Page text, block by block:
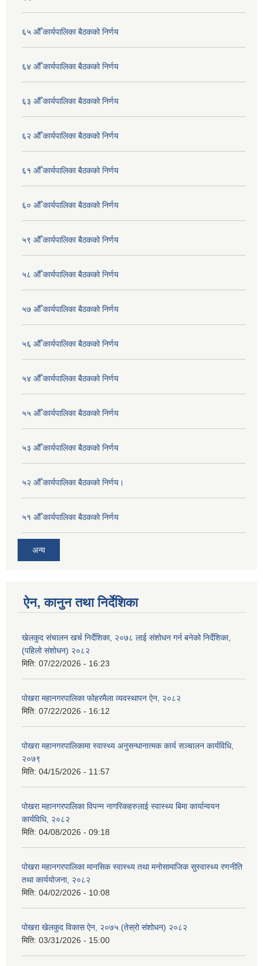
६५ औँ कार्यपालिका बैठकको निर्णय
६४ औँ कार्यपालिका बैठकको निर्णय
६३ औँ कार्यपालिका बैठकको निर्णय
६२ औँ कार्यपालिका बैठकको निर्णय
६१ औँ कार्यपालिका बैठकको निर्णय
६० औँ कार्यपालिका बैठकको निर्णय
५९ औँ कार्यपालिका बैठकको निर्णय
५८ औँ कार्यपालिका बैठकको निर्णय
५७ औँ कार्यपालिका बैठकको निर्णय
५६ औँ कार्यपालिका बैठकको निर्णय
५४ औँ कार्यपालिका बैठकको निर्णय
५५ औँ कार्यपालिका बैठकको निर्णय
५३ औँ कार्यपालिका बैठकको निर्णय
५२ औँ कार्यपालिका बैठकको निर्णय।
५१ औँ कार्यपालिका बैठकको निर्णय
अन्य
ऐन, कानुन तथा निर्देशिका
खेलकुद संचालन खर्च निर्देशिका, २०७८ लाई संशोधन गर्न बनेको निर्देशिका,
(पहिलो संशोधन) २०८२
मिति: 07/22/2026 - 16:23
पोखरा महानगरपालिका फोहरमैला व्यवस्थापन ऐन, २०८२
मिति: 07/22/2026 - 16:12
पोखरा महानगरपालिकामा स्वास्थ्य अनुसन्धानात्मक कार्य सञ्चालन कार्यविधि,
२०७९
मिति: 04/15/2026 - 11:57
पोखरा महानगरपालिका विपन्न नागरिकहरुलाई स्वास्थ्य बिमा कार्यान्वयन
कार्यविधि, २०८२
मिति: 04/08/2026 - 09:18
पोखरा महानगरपालिका मानसिक स्वास्थ्य तथा मनोसामाजिक सुस्वास्थ्य रणनीति
तथा कार्ययोजना, २०८२
मिति: 04/02/2026 - 10:08
पोखरा खेलकुद विकास ऐन, २०७५ (तेस्रो संशोधन) २०८२
मिति: 03/31/2026 - 15:00